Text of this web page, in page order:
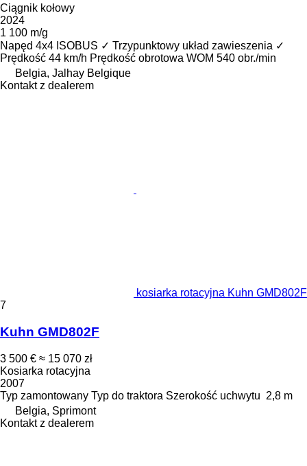
Ciągnik kołowy
2024
1 100 m/g
Napęd 4x4 ISOBUS ✓ Trzypunktowy układ zawieszenia ✓
Prędkość 44 km/h Prędkość obrotowa WOM 540 obr./min
Belgia, Jalhay Belgique
Kontakt z dealerem
kosiarka rotacyjna Kuhn GMD802F
7
Kuhn GMD802F
3 500 € ≈ 15 070 zł
Kosiarka rotacyjna
2007
Typ zamontowany Typ do traktora Szerokość uchwytu 2,8 m
Belgia, Sprimont
Kontakt z dealerem